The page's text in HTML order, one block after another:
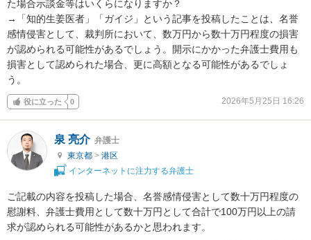
た場合示談金等はいくらになりますか？
→「知的生姜医者」「ガイジ」という記事を投稿したことは、名誉
感情侵害として、裁判所において、数万円から数十万円程度の損害
が認められる可能性があるでしょう。開示にかかった弁護士費用も
損害として認められた場合、更に高額となる可能性があるでしょ
う。
役に立った 0 2026年5月25日 16:26
泉 亮介 弁護士
東京都 > 港区
インターネットに注力する弁護士
ご記載の内容を投稿した場合、名誉感情侵害として数十万円程度の
慰謝料、弁護士費用として数十万円として合計で100万円以上の請
求が認められる可能性があるかと思われます。